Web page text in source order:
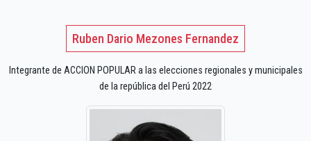
Ruben Dario Mezones Fernandez
Integrante de ACCION POPULAR a las elecciones regionales y municipales
de la república del Perú 2022